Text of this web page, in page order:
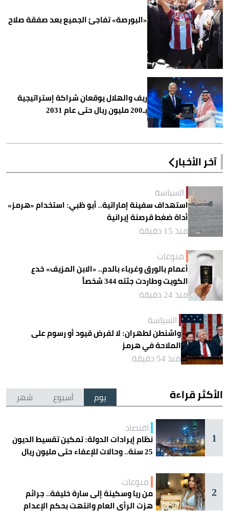
«البورصة» تفاجئ الجميع بعد صفقة صلاح
ريف والهلال يوقعان شراكة إستراتيجية
بـ200 مليون ريال حتى عام 2031
آخر الأخبار
السياسة
استهداف سفينة إماراتية.. أبو ظبي: استخدام «هرمز»
أداة ضغط قرصنة إيرانية
منذ 15 دقيقة
منوعات
أعمام بالورق وغرباء بالدم.. «الابن المزيف» خدع
الكويت وطاردت جثته 344 شخصاً
منذ 24 دقيقة
السياسة
واشنطن لطهران: لا لفرض قيود أو رسوم على
الملاحة في هرمز
منذ 54 دقيقة
الأكثر قراءة يوم أسبوع شهر
1
اقتصاد
نظام إيرادات الدولة: تمكين تقسيط الديون
25 سنة.. وحالات للإعفاء حتى مليون ريال
2
منوعات
من ريا وسكينة إلى سارة خليفة.. جرائم
هزت الرأي العام وانتهت بحكم الإعدام